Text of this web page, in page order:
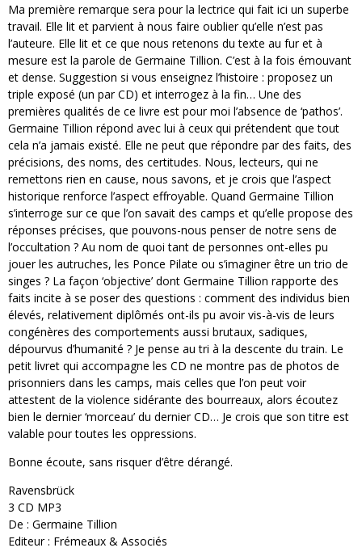
Ma première remarque sera pour la lectrice qui fait ici un superbe
travail. Elle lit et parvient à nous faire oublier qu’elle n’est pas
l’auteure. Elle lit et ce que nous retenons du texte au fur et à
mesure est la parole de Germaine Tillion. C’est à la fois émouvant
et dense. Suggestion si vous enseignez l’histoire : proposez un
triple exposé (un par CD) et interrogez à la fin… Une des
premières qualités de ce livre est pour moi l’absence de ‘pathos’.
Germaine Tillion répond avec lui à ceux qui prétendent que tout
cela n’a jamais existé. Elle ne peut que répondre par des faits, des
précisions, des noms, des certitudes. Nous, lecteurs, qui ne
remettons rien en cause, nous savons, et je crois que l’aspect
historique renforce l’aspect effroyable. Quand Germaine Tillion
s’interroge sur ce que l’on savait des camps et qu’elle propose des
réponses précises, que pouvons-nous penser de notre sens de
l’occultation ? Au nom de quoi tant de personnes ont-elles pu
jouer les autruches, les Ponce Pilate ou s’imaginer être un trio de
singes ? La façon ‘objective’ dont Germaine Tillion rapporte des
faits incite à se poser des questions : comment des individus bien
élevés, relativement diplômés ont-ils pu avoir vis-à-vis de leurs
congénères des comportements aussi brutaux, sadiques,
dépourvus d’humanité ? Je pense au tri à la descente du train. Le
petit livret qui accompagne les CD ne montre pas de photos de
prisonniers dans les camps, mais celles que l’on peut voir
attestent de la violence sidérante des bourreaux, alors écoutez
bien le dernier ‘morceau’ du dernier CD… Je crois que son titre est
valable pour toutes les oppressions.
Bonne écoute, sans risquer d’être dérangé.
Ravensbrück
3 CD MP3
De : Germaine Tillion
Editeur : Frémeaux & Associés